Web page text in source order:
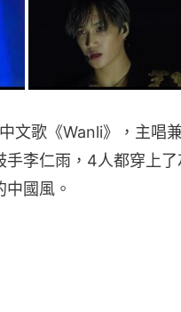
文歌《Wanli》，主唱
手李仁雨，4人都穿上
國風。